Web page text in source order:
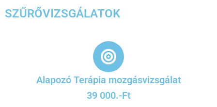
SZŰRŐVIZSGÁLATOK
Alapozó Terápia mozgásvizsgálat
39 000.-Ft